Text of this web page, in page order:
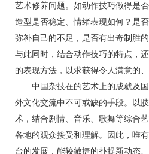
艺术修养问题。如动作技巧做得是
造型是否稳定、情绪表现如何？是
弥补自己的不足，是否有出奇制胜
与此同时，结合动作技巧的特点，
的表现方法，以求获得令人满意的
中国杂技在的艺术上的成就及国
外文化交流中不可或缺的手段。以
术，结合剧情、音乐、歌舞等综合
各地的观众接受和理解。因此，唯
台的发展，能较敏捷的扑捉新动态